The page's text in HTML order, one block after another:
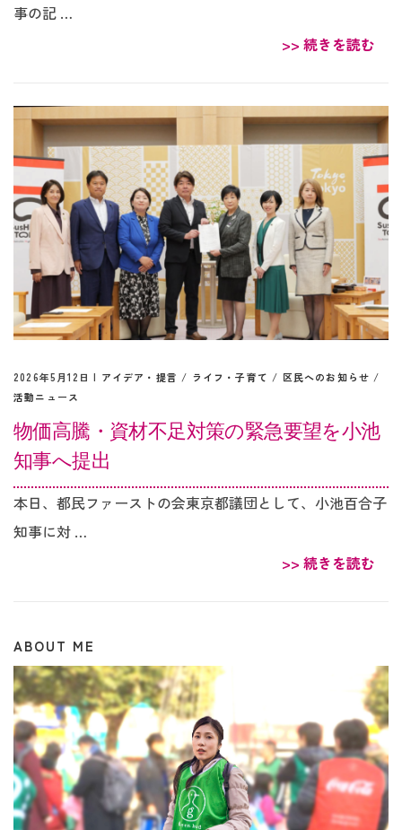
事の記 …
>> 続きを読む
2026年5月12日 | アイデア・提言 / ライフ・子育て / 区民へのお知らせ /
活動ニュース
物価高騰・資材不足対策の緊急要望を小池
知事へ提出
本日、都民ファーストの会東京都議団として、小池百合子
知事に対 …
>> 続きを読む
ABOUT ME